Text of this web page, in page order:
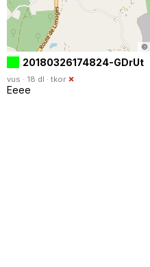
©
20180326174824-GDrUt
vus · 18 dl · tkor
Eeee